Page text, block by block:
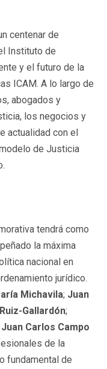
centenar de
Instituto de
y el futuro de la
ICAM. A lo largo de
abogados y
los negocios y
actualidad con el
de Justicia
tendrá como
la máxima
nacional en
jurídico.
Michavila; Juan
Gallardón;
Juan Carlos Campo
de la
fundamental de